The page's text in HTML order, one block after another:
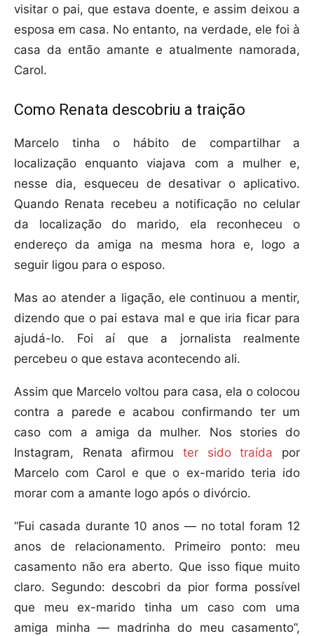
visitar o pai, que estava doente, e assim deixou a
esposa em casa. No entanto, na verdade, ele foi à
casa da então amante e atualmente namorada,
Carol.
Como Renata descobriu a traição
Marcelo tinha o hábito de compartilhar a
localização enquanto viajava com a mulher e,
nesse dia, esqueceu de desativar o aplicativo.
Quando Renata recebeu a notificação no celular
da localização do marido, ela reconheceu o
endereço da amiga na mesma hora e, logo a
seguir ligou para o esposo.
Mas ao atender a ligação, ele continuou a mentir,
dizendo que o pai estava mal e que iria ficar para
ajudá-lo. Foi aí que a jornalista realmente
percebeu o que estava acontecendo ali.
Assim que Marcelo voltou para casa, ela o colocou
contra a parede e acabou confirmando ter um
caso com a amiga da mulher. Nos stories do
Instagram, Renata afirmou ter sido traída por
Marcelo com Carol e que o ex-marido teria ido
morar com a amante logo após o divórcio.
“Fui casada durante 10 anos — no total foram 12
anos de relacionamento. Primeiro ponto: meu
casamento não era aberto. Que isso fique muito
claro. Segundo: descobri da pior forma possível
que meu ex-marido tinha um caso com uma
amiga minha — madrinha do meu casamento”,